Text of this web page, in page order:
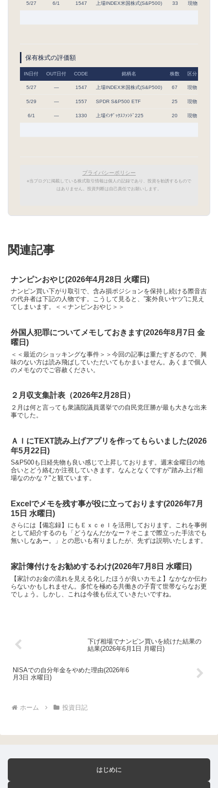
5/27 6/1 1547 上場INDEX米国株式(S&P500) 33 現物
保有株式の評価額
IN日付 OUT日付 CODE 銘柄名 株数 区分
5/27 ― 1547 上場INDEX米国株式(S&P500) 67 現物
5/29 ― 1557 SPDR S&P500 ETF 25 現物
6/1 ― 1330 上場ｲﾝﾃﾞｯｸｽﾌｧﾝﾄﾞ225 20 現物
プライバシーポリシー
※当ブログに掲載している株式取引情報は個人の記録であり、投資を勧誘するもので
はありません。投資判断は自己責任でお願いします。
関連記事
ナンピンおやじ(2026年4月28日 火曜日)
ナンピン買い下がり取引で、含み損ポジションを保持し続ける際音吉
の代弁者は下記の人物です。こうして見ると、”案外良いヤツ”に見え
てしまいます。＜＜ナンピンおやじ＞＞
外国人犯罪についてメモしておきます(2026年8月7日 金
曜日)
＜＜最近のショッキングな事件＞＞今回の記事は重たすぎるので、興
味のない方は読み飛ばしていただいてもかまいません。あくまで個人
のメモなのでご容赦ください。
２月収支集計表（2026年2月28日）
２月は何と言っても衆議院議員選挙での自民党圧勝が最も大きな出来
事でした。
ＡＩにTEXT読み上げアプリを作ってもらいました(2026
年5月22日)
S&P500も日経先物も良い感じで上昇しております。週末金曜日の地
合いとどう絡むか注視していきます。なんとなくですが"踏み上げ相
場なのかな？"と観ています。
Excelでメモを残す事が役に立っております(2026年7月
15日 水曜日)
さらには【備忘録】にもＥｘｃｅｌを活用しております。これを事例
として紹介するのも「どうなんだかなー？そこまで際立った手法でも
無いしなあー。」との思いも有りましたが、先ずは説明いたします。
家計簿付けをお勧めするわけ(2026年7月8日 水曜日)
【家計のお金の流れを見える化したほうが良いカモよ】なかなか伝わ
らないかもしれません。多忙を極める共働きの子育て世帯ならなお更
でしょう。しかし、これは今後も伝えていきたいですね。
下げ相場でナンピン買いを続けた結果の
結果(2026年6月1日 月曜日)
NISAでの自分年金をやめた理由(2026年6
月3日 水曜日)
ホーム 投資日記
はじめに